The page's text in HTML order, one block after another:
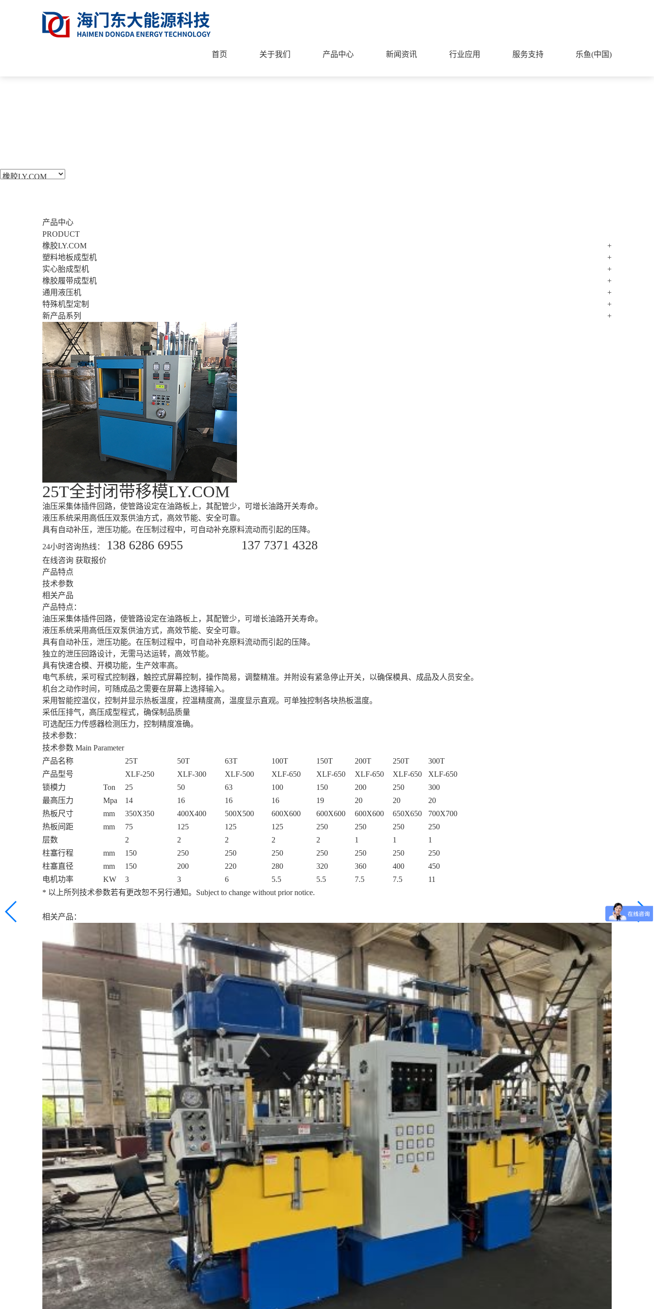
首页 关于我们 产品中心 新闻资讯 行业应用 服务支持 乐鱼(中国)
产品中心
PRODUCT
橡胶LY.COM
+
塑料地板成型机
+
实心胎成型机
+
橡胶履带成型机
+
通用液压机
+
特殊机型定制
+
新产品系列
+
25T全封闭带移模LY.COM
油压采集体插件回路，使管路设定在油路板上，其配管少，可增长油路开关寿命。
液压系统采用高低压双泵供油方式，高效节能、安全可靠。
具有自动补压，泄压功能。在压制过程中，可自动补充原料流动而引起的压降。
24小时咨询热线： 138 6286 6955 137 7371 4328
在线咨询 获取报价
产品特点
技术参数
相关产品
产品特点：
油压采集体插件回路，使管路设定在油路板上，其配管少，可增长油路开关寿命。
液压系统采用高低压双泵供油方式，高效节能、安全可靠。
具有自动补压，泄压功能。在压制过程中，可自动补充原料流动而引起的压降。
独立的泄压回路设计，无需马达运转，高效节能。
具有快速合模、开模功能，生产效率高。
电气系统，采可程式控制器，触控式屏幕控制，操作简易，调整精准。并附设有紧急停止开关，以确保模具、成品及人员安全。
机台之动作时间，可随成品之需要在屏幕上选择输入。
采用智能控温仪，控制并显示热板温度，控温精度高，温度显示直观。可单独控制各块热板温度。
采低压排气，高压成型程式，确保制品质量
可选配压力传感器检测压力，控制精度准确。
技术参数：
技术参数 Main Parameter
产品名称
25T 50T 63T 100T 150T 200T 250T
300T
产品型号
XLF-250 XLF-300 XLF-500 XLF-650 XLF-650 XLF-650 XLF-650
XLF-650
锁模力
Ton 25 50 63 100 150 200 250
300
最高压力
Mpa 14 16 16 16 19 20 20
20
热板尺寸
mm 350X350 400X400 500X500 600X600 600X600 600X600 650X650
700X700
热板间距
mm 75 125 125 125 250 250 250
250
层数
2 2 2 2 2 1 1
1
柱塞行程
mm 150 250 250 250 250 250 250
250
柱塞直径
mm 150 200 220 280 320 360 400
450
电机功率
KW 3 3 6 5.5 5.5 7.5 7.5
11
* 以上所列技术参数若有更改恕不另行通知。Subject to change without prior notice.
相关产品：